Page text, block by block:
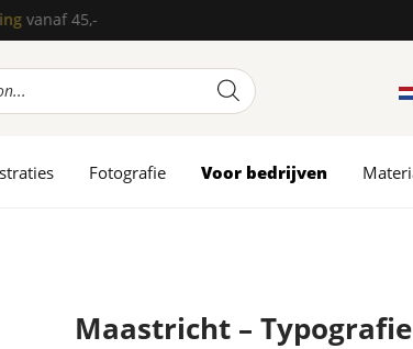
vanaf 45,-
Fotografie Voor bedrijven
Maastricht – Typografie